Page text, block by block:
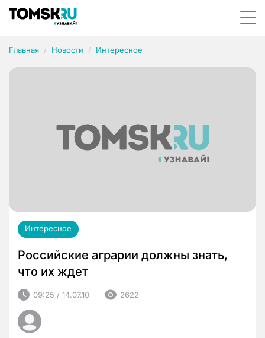
Главная Новости Интересное
Интересное
Российские аграрии должны знать,
что их ждет
09:25 / 14.07.10 2622